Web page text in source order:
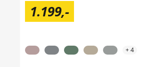
1.199,-
+4